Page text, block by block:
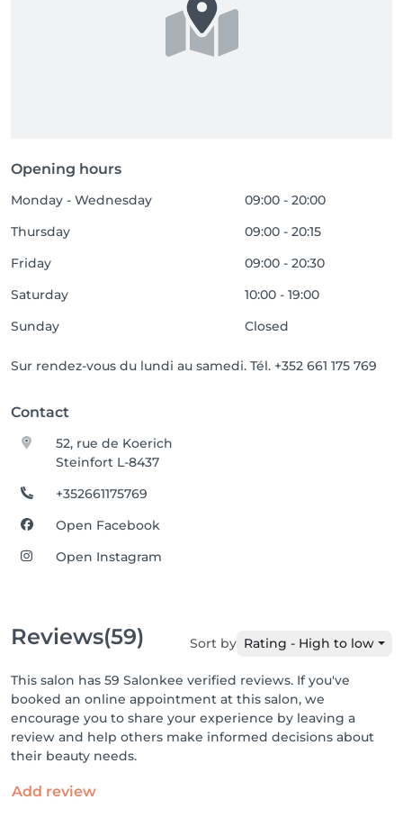
Opening hours
Monday - Wednesday
09:00 - 20:00
Thursday
09:00 - 20:15
Friday
09:00 - 20:30
Saturday
10:00 - 19:00
Sunday
Closed
Sur rendez-vous du lundi au samedi. Tél. +352 661 175 769
Contact
52, rue de Koerich
Steinfort L-8437
+352661175769
Open Facebook
Open Instagram
Reviews(59) Sort by Rating - High to low
This salon has 59 Salonkee verified reviews. If you've
booked an online appointment at this salon, we
encourage you to share your experience by leaving a
review and help others make informed decisions about
their beauty needs.
Add review